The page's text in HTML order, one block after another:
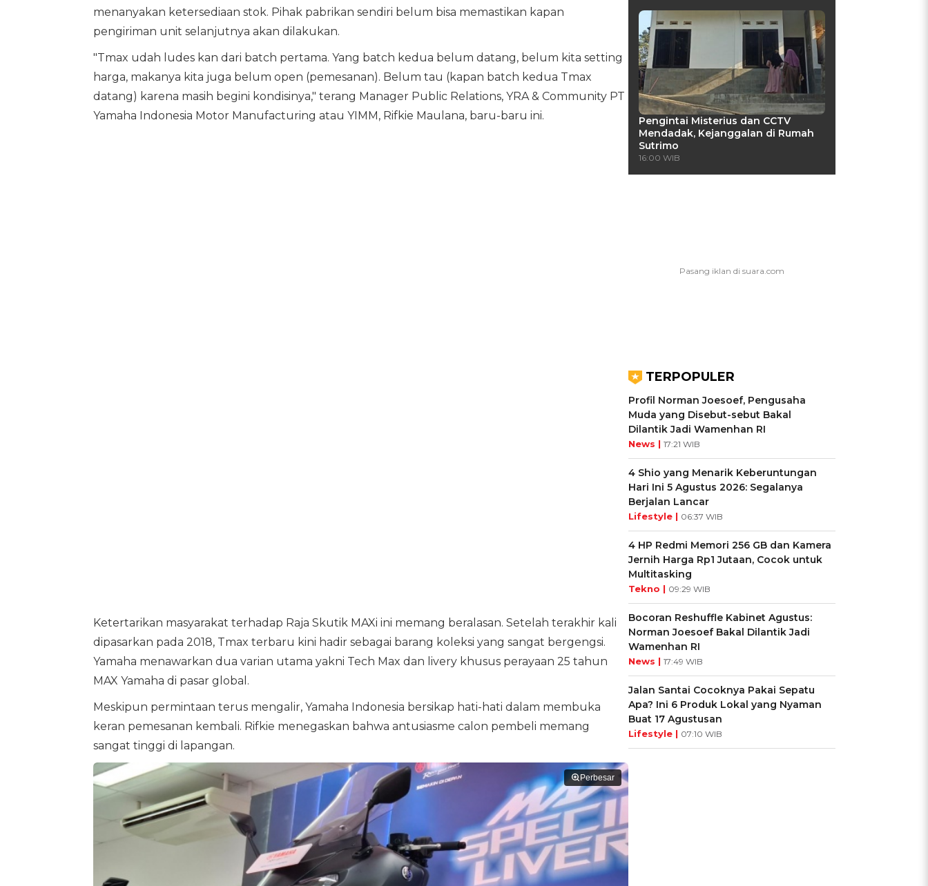
menanyakan ketersediaan stok. Pihak pabrikan sendiri belum bisa memastikan kapan
pengiriman unit selanjutnya akan dilakukan.
"Tmax udah ludes kan dari batch pertama. Yang batch kedua belum datang, belum kita setting
harga, makanya kita juga belum open (pemesanan). Belum tau (kapan batch kedua Tmax
datang) karena masih begini kondisinya," terang Manager Public Relations, YRA & Community PT
Yamaha Indonesia Motor Manufacturing atau YIMM, Rifkie Maulana, baru-baru ini.
Ketertarikan masyarakat terhadap Raja Skutik MAXi ini memang beralasan. Setelah terakhir kali
dipasarkan pada 2018, Tmax terbaru kini hadir sebagai barang koleksi yang sangat bergengsi.
Yamaha menawarkan dua varian utama yakni Tech Max dan livery khusus perayaan 25 tahun
MAX Yamaha di pasar global.
Meskipun permintaan terus mengalir, Yamaha Indonesia bersikap hati-hati dalam membuka
keran pemesanan kembali. Rifkie menegaskan bahwa antusiasme calon pembeli memang
sangat tinggi di lapangan.
Perbesar
Pengintai Misterius dan CCTV
Mendadak, Kejanggalan di Rumah
Sutrimo
16:00 WIB
TERPOPULER
Profil Norman Joesoef, Pengusaha
Muda yang Disebut-sebut Bakal
Dilantik Jadi Wamenhan RI
News | 17:21 WIB
4 Shio yang Menarik Keberuntungan
Hari Ini 5 Agustus 2026: Segalanya
Berjalan Lancar
Lifestyle | 06:37 WIB
4 HP Redmi Memori 256 GB dan Kamera
Jernih Harga Rp1 Jutaan, Cocok untuk
Multitasking
Tekno | 09:29 WIB
Bocoran Reshuffle Kabinet Agustus:
Norman Joesoef Bakal Dilantik Jadi
Wamenhan RI
News | 17:49 WIB
Jalan Santai Cocoknya Pakai Sepatu
Apa? Ini 6 Produk Lokal yang Nyaman
Buat 17 Agustusan
Lifestyle | 07:10 WIB